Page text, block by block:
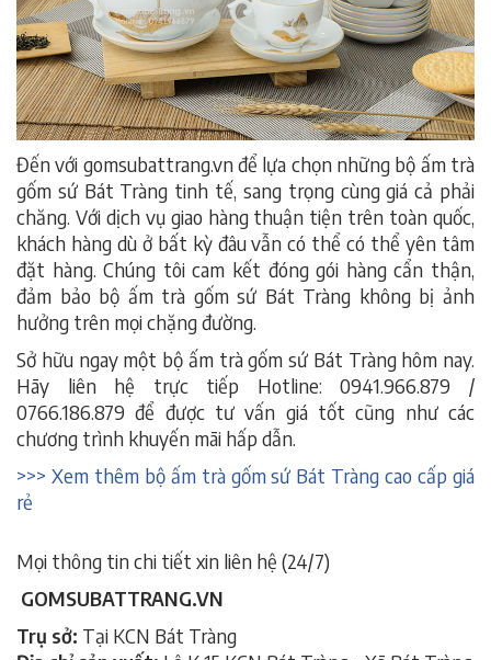
Đến với gomsubattrang.vn để lựa chọn những bộ ấm trà
gốm sứ Bát Tràng tinh tế, sang trọng cùng giá cả phải
chăng. Với dịch vụ giao hàng thuận tiện trên toàn quốc,
khách hàng dù ở bất kỳ đâu vẫn có thể có thể yên tâm
đặt hàng. Chúng tôi cam kết đóng gói hàng cẩn thận,
đảm bảo bộ ấm trà gốm sứ Bát Tràng không bị ảnh
hưởng trên mọi chặng đường.
Sở hữu ngay một bộ ấm trà gốm sứ Bát Tràng hôm nay.
Hãy liên hệ trực tiếp Hotline: 0941.966.879 /
0766.186.879 để được tư vấn giá tốt cũng như các
chương trình khuyến mãi hấp dẫn.
>>> Xem thêm bộ ấm trà gốm sứ Bát Tràng cao cấp giá
rẻ
Mọi thông tin chi tiết xin liên hệ (24/7)
GOMSUBATTRANG.VN
Trụ sở: Tại KCN Bát Tràng